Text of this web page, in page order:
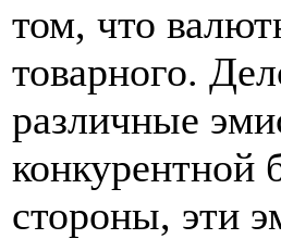
том, что
товарного.
различные
конкурентной
стороны, эти